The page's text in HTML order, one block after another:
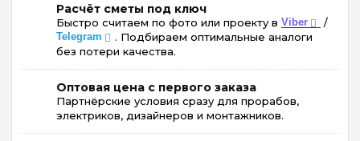
Расчёт сметы под ключ
Быстро считаем по фото или проекту в Viber /
Telegram
. Подбираем оптимальные аналоги
без потери качества.
Оптовая цена с первого заказа
Партнёрские условия сразу для прорабов,
электриков, дизайнеров и монтажников.